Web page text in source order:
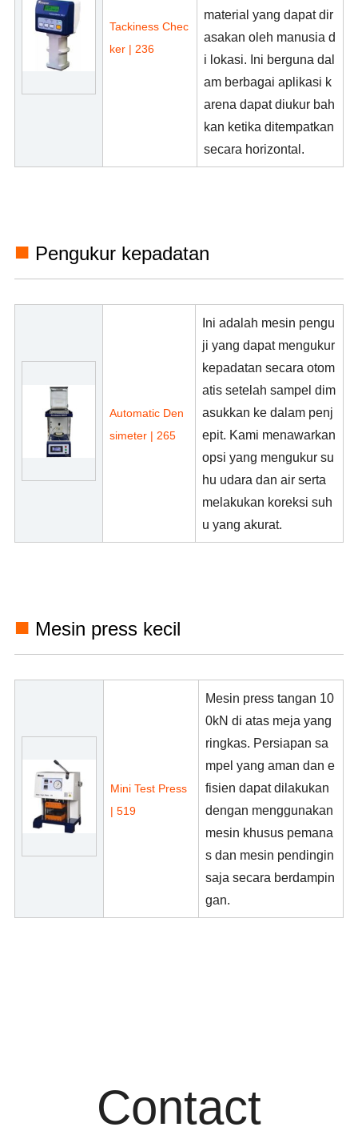
Tackiness Chec
ker | 236
material yang dapat dir
asakan oleh manusia d
i lokasi. Ini berguna dal
am berbagai aplikasi k
arena dapat diukur bah
kan ketika ditempatkan
secara horizontal.
■ Pengukur kepadatan
Automatic Den
simeter | 265
Ini adalah mesin pengu
ji yang dapat mengukur
kepadatan secara otom
atis setelah sampel dim
asukkan ke dalam penj
epit. Kami menawarkan
opsi yang mengukur su
hu udara dan air serta
melakukan koreksi suh
u yang akurat.
■ Mesin press kecil
Mini Test Press
| 519
Mesin press tangan 10
0kN di atas meja yang
ringkas. Persiapan sa
mpel yang aman dan e
fisien dapat dilakukan
dengan menggunakan
mesin khusus pemana
s dan mesin pendingin
saja secara berdampin
gan.
Contact